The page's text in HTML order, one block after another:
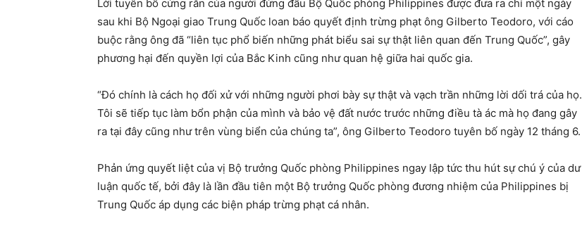
Lời tuyên bố cứng rắn của người đứng đầu Bộ Quốc phòng Philippines được đưa ra chỉ một ngày
sau khi Bộ Ngoại giao Trung Quốc loan báo quyết định trừng phạt ông Gilberto Teodoro, với cáo
buộc rằng ông đã “liên tục phổ biến những phát biểu sai sự thật liên quan đến Trung Quốc”, gây
phương hại đến quyền lợi của Bắc Kinh cũng như quan hệ giữa hai quốc gia.
“Đó chính là cách họ đối xử với những người phơi bày sự thật và vạch trần những lời dối trá của họ.
Tôi sẽ tiếp tục làm bổn phận của mình và bảo vệ đất nước trước những điều tà ác mà họ đang gây
ra tại đây cũng như trên vùng biển của chúng ta”, ông Gilberto Teodoro tuyên bố ngày 12 tháng 6.
Phản ứng quyết liệt của vị Bộ trưởng Quốc phòng Philippines ngay lập tức thu hút sự chú ý của dư
luận quốc tế, bởi đây là lần đầu tiên một Bộ trưởng Quốc phòng đương nhiệm của Philippines bị
Trung Quốc áp dụng các biện pháp trừng phạt cá nhân.